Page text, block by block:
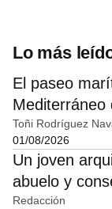
Lo más
El paseo
Mediterráneo
Toñi Rodríguez
01/08/2026
Un joven
abuelo y
Redacción